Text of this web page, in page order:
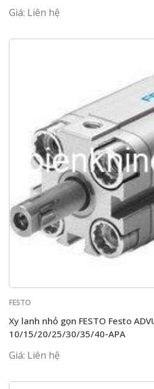
Giá: Liên hệ
FESTO
Xy lanh nhỏ gọn FESTO Festo
10/15/20/25/30/35/40-APA
Giá: Liên hệ